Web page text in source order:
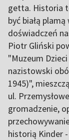
getta. Historia
być białą
doświadczeń
Piotr Gliński
"Muzeum
nazistowski
1945)",
ul.
gromadzenie,
historią Kinder